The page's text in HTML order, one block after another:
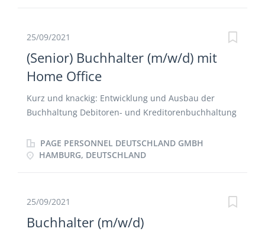
25/09/2021
(Senior) Buchhalter (m/w/d) mit
Home Office
Kurz und knackig: Entwicklung und Ausbau der
Buchhaltung Debitoren- und Kreditorenbuchhaltung
Vorbereitung der Monats-, Quartals- und
Jahresabschlüsse nach HGB Teilnahme an
PAGE PERSONNEL DEUTSCHLAND GMBH
HAMBURG, DEUTSCHLAND
25/09/2021
Buchhalter (m/w/d)